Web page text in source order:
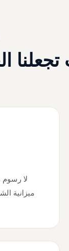
لا رسوم
ميزانية